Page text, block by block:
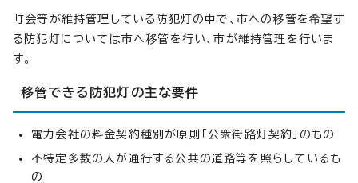
町会等が維持管理している防犯灯の中で、市への移管を希望す
る防犯灯については市へ移管を行い、市が維持管理を行いま
す。
移管できる防犯灯の主な要件
電力会社の料金契約種別が原則「公衆街路灯契約」のもの
不特定多数の人が通行する公共の道路等を照らしているも
の